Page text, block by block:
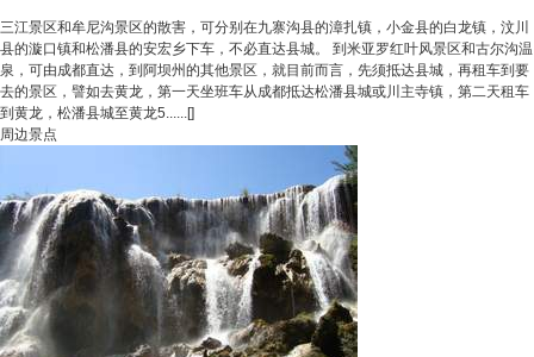
三江景区和牟尼沟景区的散害，可分别在九寨沟县的漳扎镇，小金县的白龙镇，汶川
县的漩口镇和松潘县的安宏乡下车，不必直达县城。 到米亚罗红叶风景区和古尔沟温
泉，可由成都直达，到阿坝州的其他景区，就目前而言，先须抵达县城，再租车到要
去的景区，譬如去黄龙，第一天坐班车从成都抵达松潘县城或川主寺镇，第二天租车
到黄龙，松潘县城至黄龙5......[]
周边景点